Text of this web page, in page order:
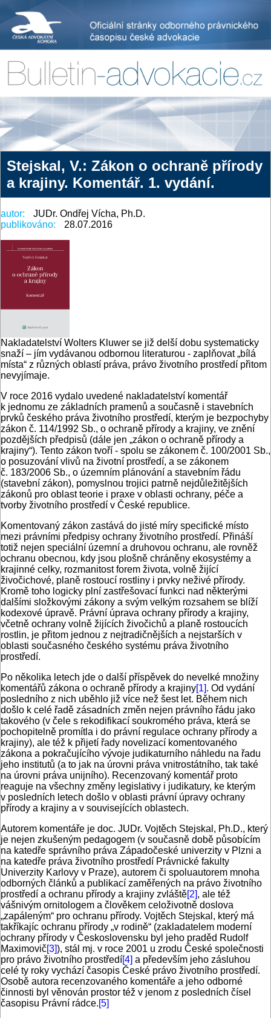
Stejskal, V.: Zákon o ochraně přírody
a krajiny. Komentář. 1. vydání.
autor:
JUDr. Ondřej Vícha, Ph.D.
publikováno:
28.07.2016
Nakladatelství Wolters Kluwer se již delší dobu systematicky
snaží – jím vydávanou odbornou literaturou - zaplňovat „bílá
místa“ z různých oblastí práva, právo životního prostředí přitom
nevyjímaje.
V roce 2016 vydalo uvedené nakladatelství komentář
k jednomu ze základních pramenů a současně i stavebních
prvků českého práva životního prostředí, kterým je bezpochyby
zákon č. 114/1992 Sb., o ochraně přírody a krajiny, ve znění
pozdějších předpisů (dále jen „zákon o ochraně přírody a
krajiny“). Tento zákon tvoří - spolu se zákonem č. 100/2001 Sb.,
o posuzování vlivů na životní prostředí, a se zákonem
č. 183/2006 Sb., o územním plánování a stavebním řádu
(stavební zákon), pomyslnou trojici patrně nejdůležitějších
zákonů pro oblast teorie i praxe v oblasti ochrany, péče a
tvorby životního prostředí v České republice.
Komentovaný zákon zastává do jisté míry specifické místo
mezi právními předpisy ochrany životního prostředí. Přináší
totiž nejen speciální územní a druhovou ochranu, ale rovněž
ochranu obecnou, kdy jsou plošně chráněny ekosystémy a
krajinné celky, rozmanitost forem života, volně žijící
živočichové, planě rostoucí rostliny i prvky neživé přírody.
Kromě toho logicky plní zastřešovací funkci nad některými
dalšími složkovými zákony a svým velkým rozsahem se blíží
kodexové úpravě. Právní úprava ochrany přírody a krajiny,
včetně ochrany volně žijících živočichů a planě rostoucích
rostlin, je přitom jednou z nejtradičnějších a nejstarších v
oblasti současného českého systému práva životního
prostředí.
Po několika letech jde o další příspěvek do nevelké množiny
komentářů zákona o ochraně přírody a krajiny[1]. Od vydání
posledního z nich uběhlo již více než šest let. Během nich
došlo k celé řadě zásadních změn nejen právního řádu jako
takového (v čele s rekodifikací soukromého práva, která se
pochopitelně promítla i do právní regulace ochrany přírody a
krajiny), ale též k přijetí řady novelizací komentovaného
zákona a pokračujícího vývoje judikaturního náhledu na řadu
jeho institutů (a to jak na úrovni práva vnitrostátního, tak také
na úrovni práva unijního). Recenzovaný komentář proto
reaguje na všechny změny legislativy i judikatury, ke kterým
v posledních letech došlo v oblasti právní úpravy ochrany
přírody a krajiny a v souvisejících oblastech.
Autorem komentáře je doc. JUDr. Vojtěch Stejskal, Ph.D., který
je nejen zkušeným pedagogem (v současně době působícím
na katedře správního práva Západočeské univerzity v Plzni a
na katedře práva životního prostředí Právnické fakulty
Univerzity Karlovy v Praze), autorem či spoluautorem mnoha
odborných článků a publikací zaměřených na právo životního
prostředí a ochranu přírody a krajiny zvláště[2], ale též
vášnivým ornitologem a člověkem celoživotně doslova
„zapáleným“ pro ochranu přírody. Vojtěch Stejskal, který má
takříkajíc ochranu přírody „v rodině“ (zakladatelem moderní
ochrany přírody v Československu byl jeho praděd Rudolf
Maximovič[3]), stál mj. v roce 2001 u zrodu České společnosti
pro právo životního prostředí[4] a především jeho zásluhou
celé ty roky vychází časopis České právo životního prostředí.
Osobě autora recenzovaného komentáře a jeho odborné
činnosti byl věnován prostor též v jenom z posledních čísel
časopisu Právní rádce.[5]